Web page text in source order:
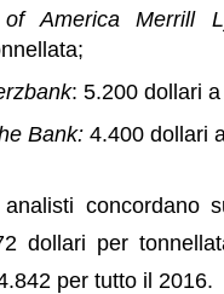
America Merrill
: 5.200 dollari
Bank: 4.400 dollari
concordano
dollari per
per tutto il 2016.